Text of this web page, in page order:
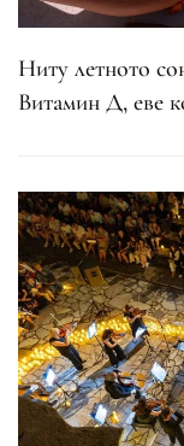
Ниту летното
Витамин Д, еве